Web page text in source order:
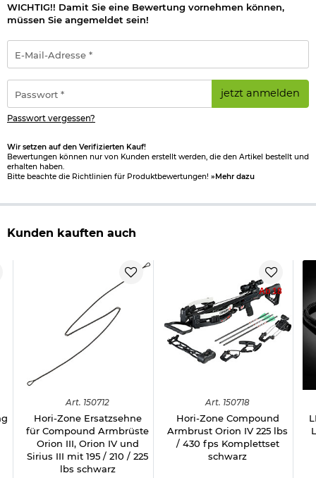
WICHTIG!! Damit Sie eine Bewertung vornehmen können,
müssen Sie angemeldet sein!
Mail-
Adresse
*
jetzt anmelden
Passwort vergessen?
Wir setzen auf den Verifizierten Kauf!
Bewertungen können nur von Kunden erstellt werden, die den Artikel bestellt und
erhalten haben.
Bitte beachte die Richtlinien für Produktbewertungen! »Mehr dazu
Kunden kauften auch
Art. 150712
Hori-Zone Ersatzsehne
für Compound Armbrüste
Orion III, Orion IV und
Sirius III mit 195 / 210 / 225
lbs schwarz
Ab 18
Art. 150718
Hori-Zone Compound
Armbrust Orion IV 225 lbs
/ 430 fps Komplettset
schwarz